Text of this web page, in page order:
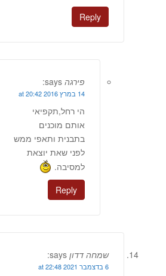
Reply
פירגה says:
14 במרץ 2016 at 20:42
הי רחל,תקפיאי
אותם מוכנים
בתבנית ותאפי ממש
לפני שאת יוצאת
למסיבה.
Reply
שמחה דדון says:
6 בדצמבר 2021 at 22:48